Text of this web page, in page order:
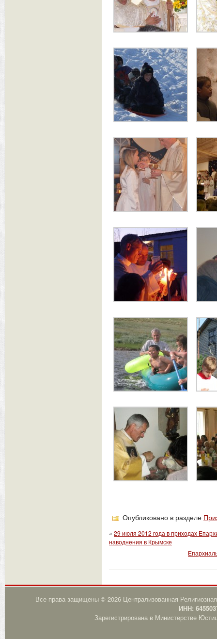
Опубликовано в разделе
« 29 июля 2012 года в приходах
наводнения в Крымске
Все права защищены © 2026 Централизованная
ИНН:
Зарегистрирована в Министерстве